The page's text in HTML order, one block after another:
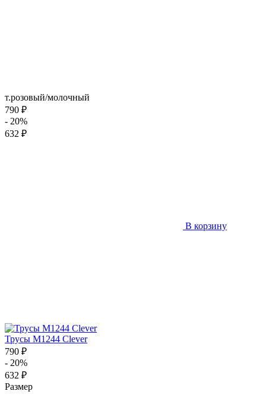
т.розовый/молочный
790 ₽
- 20%
632 ₽
В корзину
Трусы M1244 Clever
790 ₽
- 20%
632 ₽
Размер